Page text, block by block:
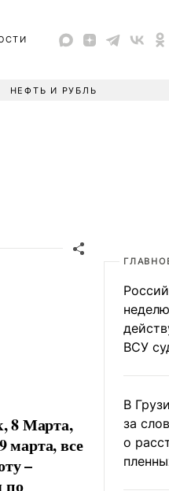
НЕФТЬ И РУБЛЬ
8 Марта,
марта, все
–
по
ВСУ
В
за
о